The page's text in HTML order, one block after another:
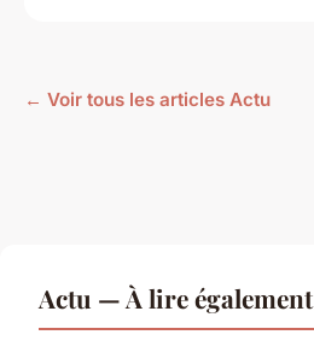
← Voir tous les articles Actu
Actu — À lire également